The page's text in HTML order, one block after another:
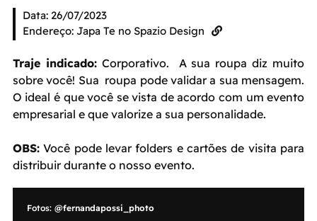
Data: 26/07/2023
Endereço: Japa Te no Spazio Design
Traje indicado:Corporativo. A sua roupa diz muito
sobre você! Sua roupa pode validar a sua mensagem.
O ideal é que você se vista de acordo com um evento
empresarial e que valorize a sua personalidade.
OBS:Você pode levar folders e cartões de visita para
distribuir durante o nosso evento.
Fotos: @fernandapossi_photo